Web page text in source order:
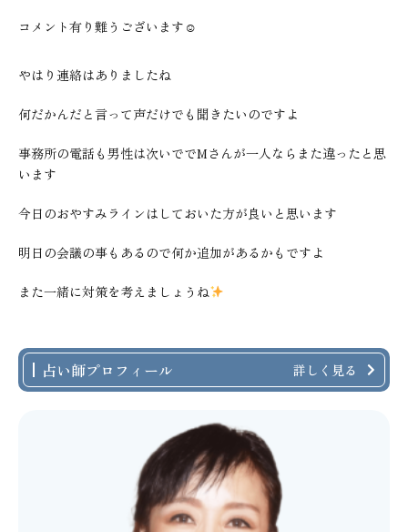
コメント有り難うございます☺
やはり連絡はありましたね
何だかんだと言って声だけでも聞きたいのですよ
事務所の電話も男性は次いででMさんが一人ならまた違ったと思
います
今日のおやすみラインはしておいた方が良いと思います
明日の会議の事もあるので何か追加があるかもですよ
また一緒に対策を考えましょうね
占い師プロフィール 詳しく見る